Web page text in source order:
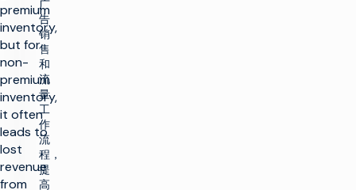
premium
inventory,
but for
non-
premium
inventory,
it often
leads to
lost
revenue
from
广
告
销
售
和
流
量
工
作
流
程，
提
高